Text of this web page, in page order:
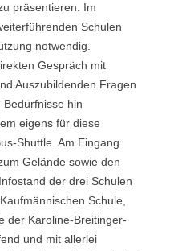
präsentieren. Im
Schulen
notwendig.
Gespräch mit
Auszubildenden Fragen
hin
eigens für diese
Shuttle. Am Eingang
Gelände sowie den
der drei Schulen
Schule,
der Karoline-Breitinger-
und mit allerlei